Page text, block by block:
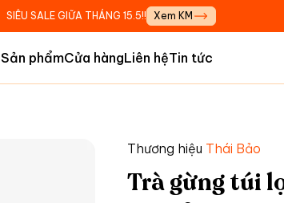
SIÊU SALE GIỮA THÁNG 15.5!! Xem KM
Sản phẩmCửa hàngLiên hệTin tức
Thương hiệu Thái Bảo
Trà gừng túi